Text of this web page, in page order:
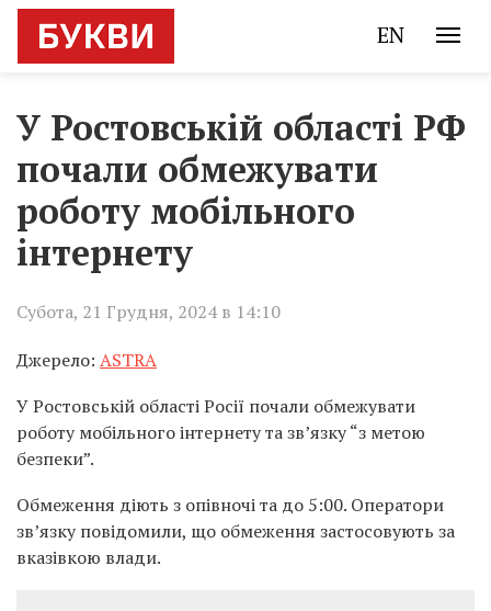
EN
У Ростовській області РФ
почали обмежувати
роботу мобільного
інтернету
Субота, 21 Грудня, 2024 в 14:10
Джерело: ASTRA
У Ростовській області Росії почали обмежувати
роботу мобільного інтернету та зв’язку “з метою
безпеки”.
Обмеження діють з опівночі та до 5:00. Оператори
зв’язку повідомили, що обмеження застосовують за
вказівкою влади.